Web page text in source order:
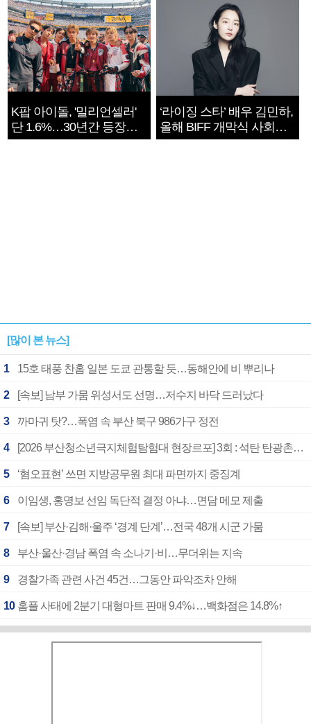
K팝 아이돌, '밀리언셀러'
단 1.6%…30년간 등장
1182개팀 전수조사
‘라이징 스타’ 배우 김민하,
올해 BIFF 개막식 사회자
확정
[많이 본 뉴스]
1 15호 태풍 찬홈 일본 도쿄 관통할 듯…동해안에 비 뿌리나
2 [속보] 남부 가뭄 위성서도 선명…저수지 바닥 드러났다
3 까마귀 탓?…폭염 속 부산 북구 986가구 정전
4 [2026 부산청소년극지체험탐험대 현장르포] 3회 : 석탄 탄광촌에서 북극 연구의 중심지로
5 ‘혐오표현’ 쓰면 지방공무원 최대 파면까지 중징계
6 이임생, 홍명보 선임 독단적 결정 아냐…면담 메모 제출
7 [속보] 부산·김해·울주 ‘경계 단계’…전국 48개 시군 가뭄
8 부산·울산·경남 폭염 속 소나기·비…무더위는 지속
9 경찰가족 관련 사건 45건…그동안 파악조차 안해
10 홈플 사태에 2분기 대형마트 판매 9.4%↓…백화점은 14.8%↑